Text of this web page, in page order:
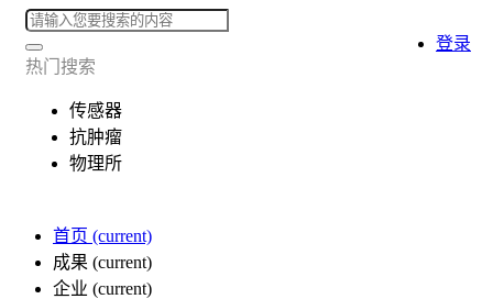
热门搜索
传感器
抗肿瘤
物理所
首页 (current)
成果 (current)
企业 (current)
登录